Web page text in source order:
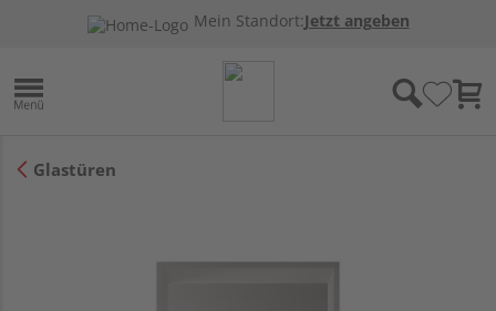
Mein Standort:Jetzt angeben
Glastüren